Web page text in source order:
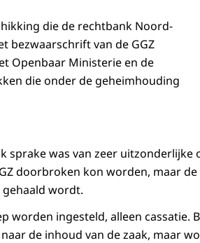
die de rechtbank Noord-
bezwaarschrift van de GGZ
Openbaar Ministerie en de
die onder de geheimhouding
sprake was van zeer uitzonderlijke
doorbroken kon worden, maar
wordt.
worden ingesteld, alleen cassatie.
de inhoud van de zaak, maar